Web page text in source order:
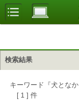
検索結果
キーワード『犬とな
[ 1 ] 件